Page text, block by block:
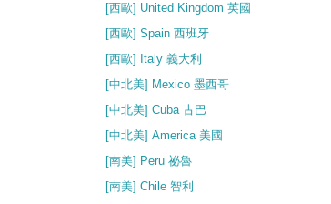
[西歐] United Kingdom 英國
[西歐] Spain 西班牙
[西歐] Italy 義大利
[中北美] Mexico 墨西哥
[中北美] Cuba 古巴
[中北美] America 美國
[南美] Peru 祕魯
[南美] Chile 智利